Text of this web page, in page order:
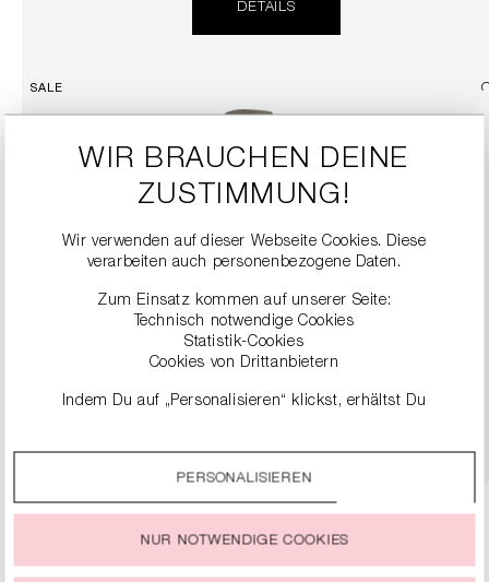
DETAILS
SALE
LEDERSTIEFEL MIT BLOCKABSATZ
249,90 € 499,00 €
WIR BRAUCHEN DEINE
ZUSTIMMUNG!
Wir verwenden auf dieser Webseite Cookies. Diese
verarbeiten auch personenbezogene Daten.
Zum Einsatz kommen auf unserer Seite:
Technisch notwendige Cookies
Statistik-Cookies
Cookies von Drittanbietern
Indem Du auf „Personalisieren“ klickst, erhältst Du
Durch einen Klick auf das Auswahlfeld „Alle akzeptieren“
stimmst Du der Verwendung aller Cookies zu, die unter
PERSONALISIEREN
NUR NOTWENDIGE COOKIES